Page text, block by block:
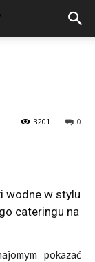
0
3201
wodne w stylu
cateringu na
pokazać